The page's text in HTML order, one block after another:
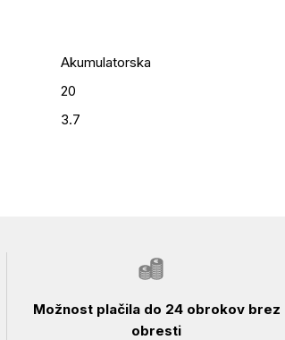
Akumulatorska
20
3.7
Možnost plačila do 24 obrokov brez
obresti